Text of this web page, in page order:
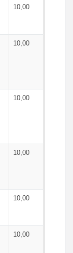
10,00
10,00
10,00
10,00
10,00
10,00